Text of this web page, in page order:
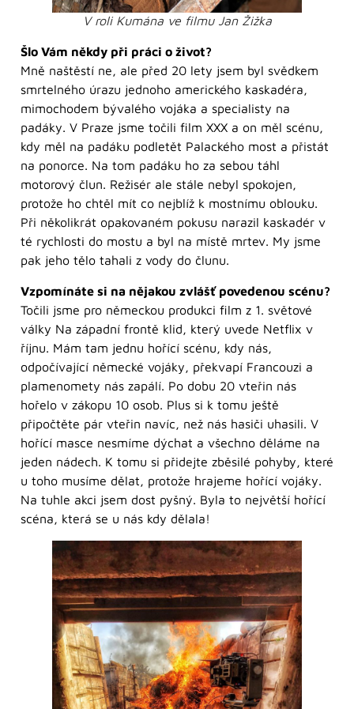
V roli Kumána ve filmu Jan Žižka
Šlo Vám někdy při práci o život?
Mně naštěstí ne, ale před 20 lety jsem byl svědkem
smrtelného úrazu jednoho amerického kaskadéra,
mimochodem bývalého vojáka a specialisty na
padáky. V Praze jsme točili film XXX a on měl scénu,
kdy měl na padáku podletět Palackého most a přistát
na ponorce. Na tom padáku ho za sebou táhl
motorový člun. Režisér ale stále nebyl spokojen,
protože ho chtěl mít co nejblíž k mostnímu oblouku.
Při několikrát opakovaném pokusu narazil kaskadér v
té rychlosti do mostu a byl na místě mrtev. My jsme
pak jeho tělo tahali z vody do člunu.
Vzpomínáte si na nějakou zvlášť povedenou scénu?
Točili jsme pro německou produkci film z 1. světové
války Na západní frontě klid, který uvede Netflix v
říjnu. Mám tam jednu hořící scénu, kdy nás,
odpočívající německé vojáky, překvapí Francouzi a
plamenomety nás zapálí. Po dobu 20 vteřin nás
hořelo v zákopu 10 osob. Plus si k tomu ještě
připočtěte pár vteřin navíc, než nás hasiči uhasili. V
hořící masce nesmíme dýchat a všechno děláme na
jeden nádech. K tomu si přidejte zběsilé pohyby, které
u toho musíme dělat, protože hrajeme hořící vojáky.
Na tuhle akci jsem dost pyšný. Byla to největší hořící
scéna, která se u nás kdy dělala!